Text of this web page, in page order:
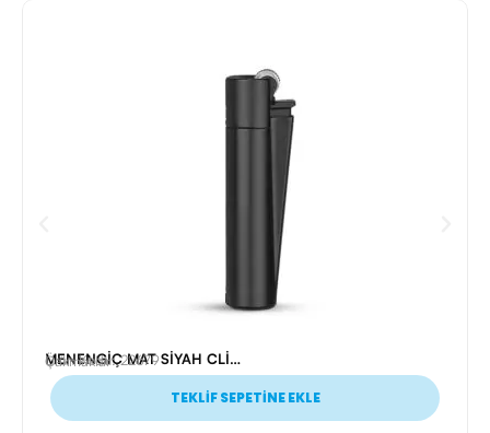
MENENGİÇ MAT SİYAH CLİPPER METAL SİBOPLU ÇAKMAK
Ürün Kodu: 22679
Çakmaklar
TEKLİF SEPETİNE EKLE